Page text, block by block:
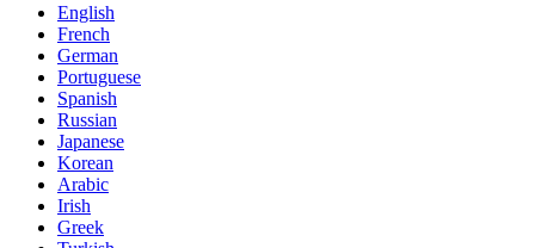
English
French
German
Portuguese
Spanish
Russian
Japanese
Korean
Arabic
Irish
Greek